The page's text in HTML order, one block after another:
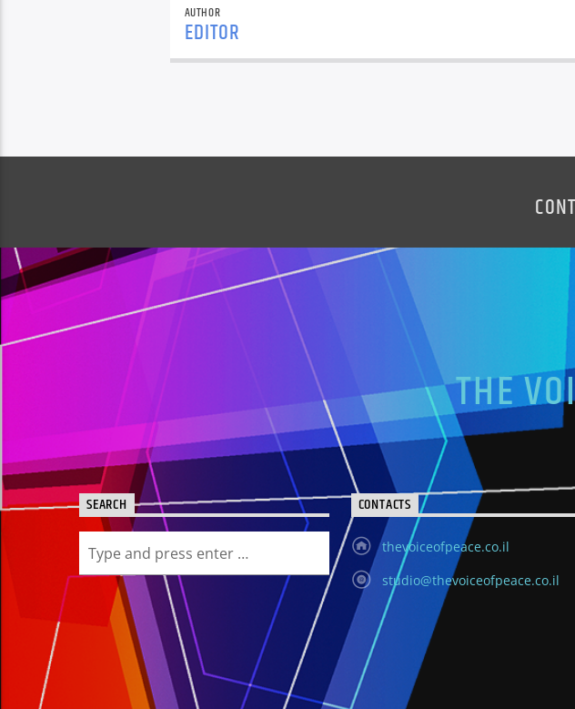
AUTHOR
EDITOR
THE
SEARCH CONTACTS
thevoiceofpeace.co.il
studio@thevoiceofpeace.co.il